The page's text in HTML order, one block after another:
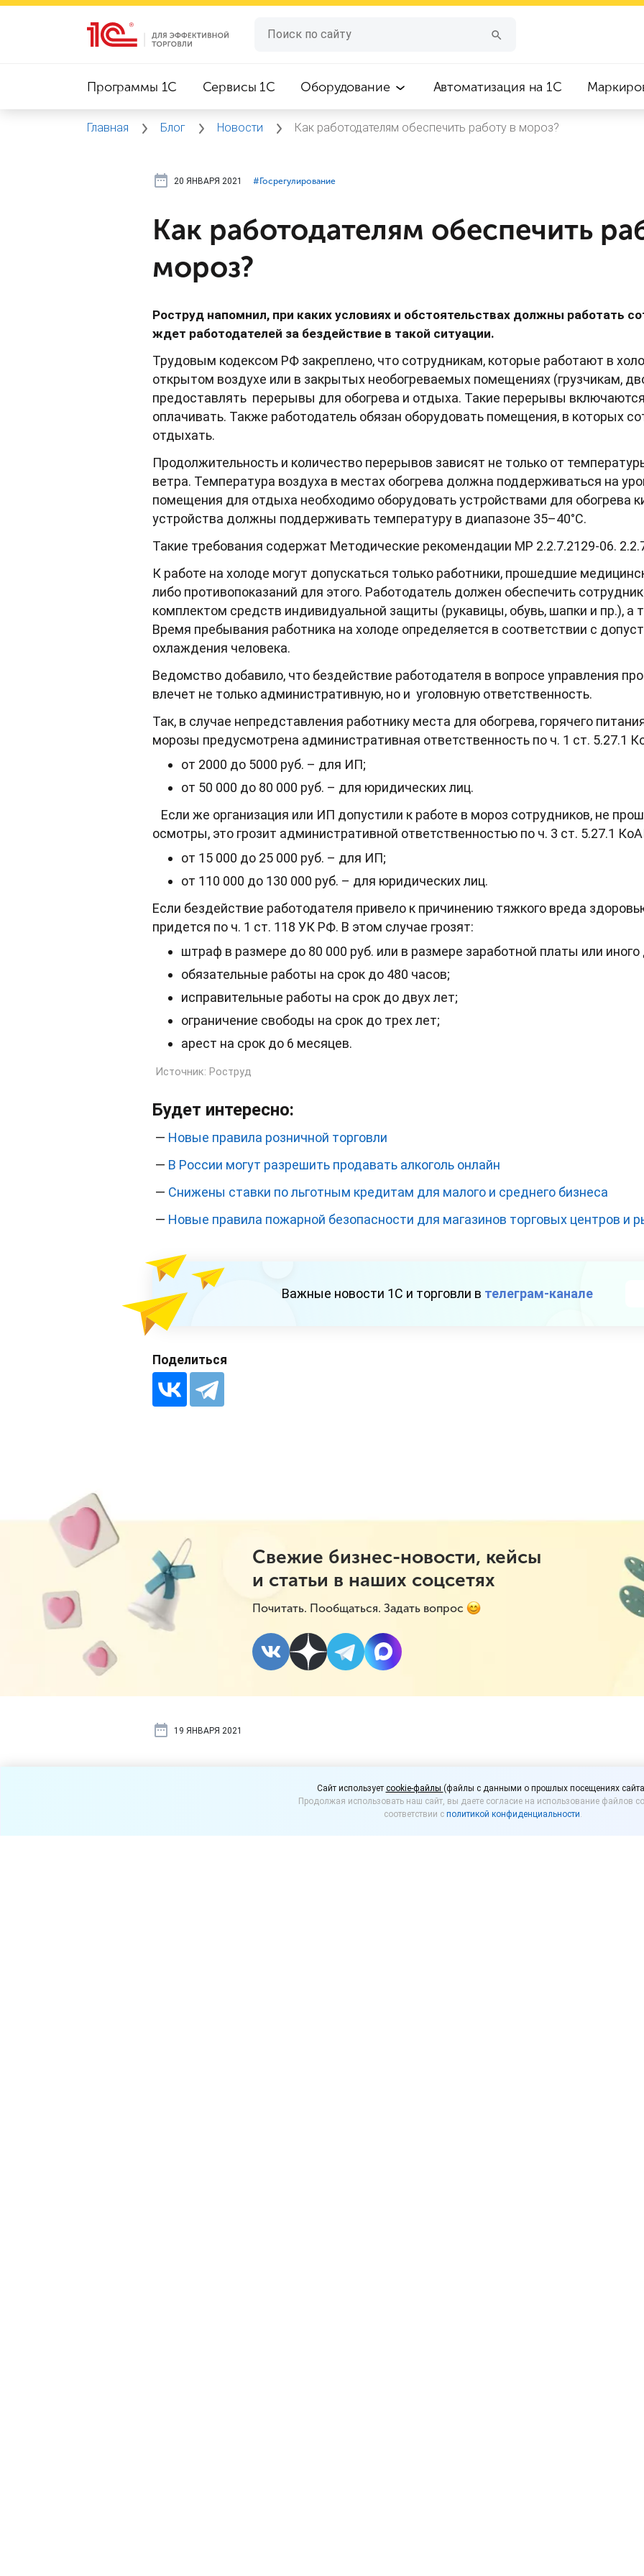
Программы 1C Сервисы 1C Оборудование Автоматизация на 1С
Главная Блог Новости Как работодателям обеспечить работу в мороз?
20 ЯНВАРЯ 2021 #⁣Госрегулирование
Как работодателям обеспечить
мороз?
Роструд напомнил, при каких условиях и обстоятельствах должны работать
ждет работодателей за бездействие в такой ситуации.
Трудовым кодексом РФ закреплено, что сотрудникам, которые работают в
открытом воздухе или в закрытых необогреваемых помещениях (грузчикам,
предоставлять перерывы для обогрева и отдыха. Такие перерывы
оплачивать. Также работодатель обязан оборудовать помещения, в которых
отдыхать.
Продолжительность и количество перерывов зависят не только от
ветра. Температура воздуха в местах обогрева должна поддерживаться на
помещения для отдыха необходимо оборудовать устройствами для обогрева
устройства должны поддерживать температуру в диапазоне 35–40°C.
Такие требования содержат Методические рекомендации МР 2.2.7.2129-06.
К работе на холоде могут допускаться только работники, прошедшие
либо противопоказаний для этого. Работодатель должен обеспечить
комплектом средств индивидуальной защиты (рукавицы, обувь, шапки и пр.), а
Время пребывания работника на холоде определяется в соответствии с
охлаждения человека.
Ведомство добавило, что бездействие работодателя в вопросе управления
влечет не только административную, но и уголовную ответственность.
Так, в случае непредставления работнику места для обогрева, горячего
морозы предусмотрена административная ответственность по ч. 1 ст. 5.27.1
от 2000 до 5000 руб. – для ИП;
от 50 000 до 80 000 руб. – для юридических лиц.
Если же организация или ИП допустили к работе в мороз сотрудников, не
осмотры, это грозит административной ответственностью по ч. 3 ст. 5.27.1
от 15 000 до 25 000 руб. – для ИП;
от 110 000 до 130 000 руб. – для юридических лиц.
Если бездействие работодателя привело к причинению тяжкого вреда
придется по ч. 1 ст. 118 УК РФ. В этом случае грозят:
штраф в размере до 80 000 руб. или в размере заработной платы или
обязательные работы на срок до 480 часов;
исправительные работы на срок до двух лет;
ограничение свободы на срок до трех лет;
арест на срок до 6 месяцев.
Источник: Роструд
Будет интересно:
— Новые правила розничной торговли
— В России могут разрешить продавать алкоголь онлайн
— Снижены ставки по льготным кредитам для малого и среднего бизнеса
— Новые правила пожарной безопасности для магазинов торговых центров и
Важные новости 1С и торговли в телеграм-канале
Поделиться
Свежие бизнес-новости, кейсы
и статьи в наших соцсетях
Почитать. Пообщаться. Задать вопрос
19 ЯНВАРЯ 2021
Какое наказание предусмотрено
недоведение до потребителя
Cайт использует cookie-файлы (файлы с данными о прошлых посещениях
Продолжая использовать наш сайт, вы даете согласие на использование файлов
соответствии с политикой конфиденциальности.